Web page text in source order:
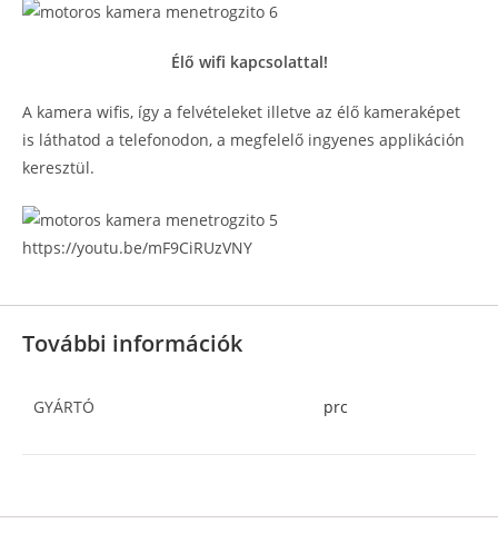
Élő wifi kapcsolattal!
A kamera wifis, így a felvételeket illetve az élő kameraképet
is láthatod a telefonodon, a megfelelő ingyenes applikáción
keresztül.
https://youtu.be/mF9CiRUzVNY
További információk
GYÁRTÓ prc